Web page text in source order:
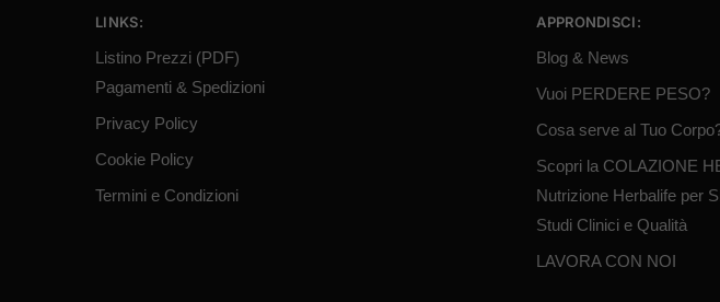
LINKS:
Listino Prezzi (PDF)
Pagamenti & Spedizioni
Privacy Policy
Cookie Policy
Termini e Condizioni
APPRONDISCI:
Blog & News
Vuoi PERDERE PESO?
Cosa serve al Tuo
Scopri la COLAZIONE
Nutrizione Herbalife per
Studi Clinici e Qualità
LAVORA CON NOI